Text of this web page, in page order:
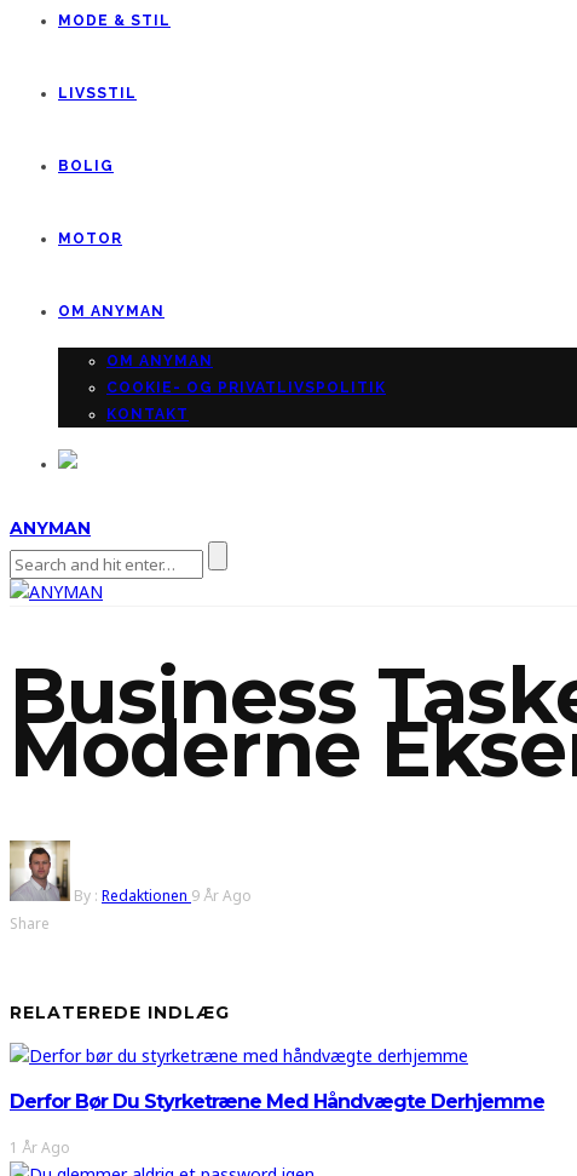
MODE & STIL
LIVSSTIL
BOLIG
MOTOR
OM ANYMAN
OM ANYMAN
COOKIE- OG PRIVATLIVSPOLITIK
KONTAKT
ANYMAN
Business
Moderne
By : Redaktionen 9 År Ago
Share
RELATEREDE INDLÆG
Derfor Bør Du Styrketræne Med Håndvægte Derhjemme
1 År Ago